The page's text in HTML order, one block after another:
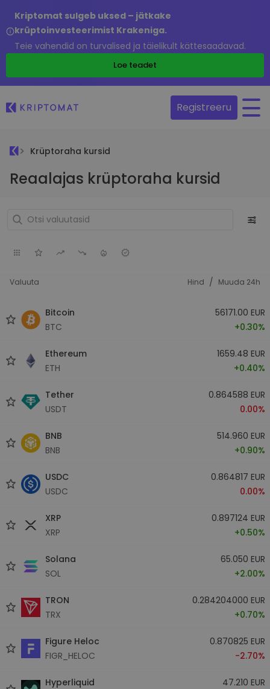
Kriptomat sulgeb uksed – jätkake
krüptoinvesteerimist Krakeniga.
Teie vahendid on turvalised ja täielikult kättesaadavad.
Loe teadet
Registreeru
Krüptoraha kursid
Reaalajas krüptoraha kursid
Valuuta Hind / Muuda 24h
Bitcoin
BTC
56171.00 EUR
+0.30%
Ethereum
ETH
1659.48 EUR
+0.40%
Tether
USDT
0.864588 EUR
0.00%
BNB
BNB
514.960 EUR
+0.90%
USDC
USDC
0.864817 EUR
0.00%
XRP
XRP
0.897124 EUR
+0.50%
Solana
SOL
65.050 EUR
+2.00%
TRON
TRX
0.284204000 EUR
+0.70%
Figure Heloc
FIGR_HELOC
0.870825 EUR
-2.70%
Hyperliquid
47.210 EUR